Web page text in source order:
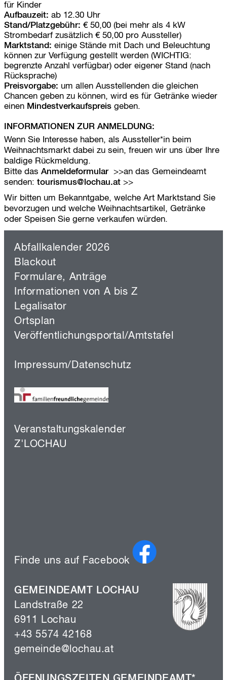
für Kinder
Aufbauzeit: ab 12.30 Uhr
Stand/Platzgebühr: € 50,00 (bei mehr als 4 kW
Strombedarf zusätzlich € 50,00 pro Aussteller)
Marktstand: einige Stände mit Dach und Beleuchtung
können zur Verfügung gestellt werden (WICHTIG:
begrenzte Anzahl verfügbar) oder eigener Stand (nach
Rücksprache)
Preisvorgabe: um allen Ausstellenden die gleichen
Chancen geben zu können, wird es für Getränke wieder
einen Mindestverkaufspreis geben.
INFORMATIONEN ZUR ANMELDUNG:
Wenn Sie Interesse haben, als Aussteller*in beim
Weihnachtsmarkt dabei zu sein, freuen wir uns über Ihre
baldige Rückmeldung.
Bitte das Anmeldeformular
an das Gemeindeamt
senden: tourismus@lochau.at
Wir bitten um Bekanntgabe, welche Art Marktstand Sie
bevorzugen und welche Weihnachtsartikel, Getränke
oder Speisen Sie gerne verkaufen würden.
Abfallkalender 2026
Blackout
Formulare, Anträge
Informationen von A bis Z
Legalisator
Ortsplan
Veröffentlichungsportal/Amtstafel
Impressum/Datenschutz
Veranstaltungskalender
Z'LOCHAU
Finde uns auf Facebook
GEMEINDEAMT LOCHAU
Landstraße 22
6911 Lochau
+43 5574 42168
gemeinde@lochau.at